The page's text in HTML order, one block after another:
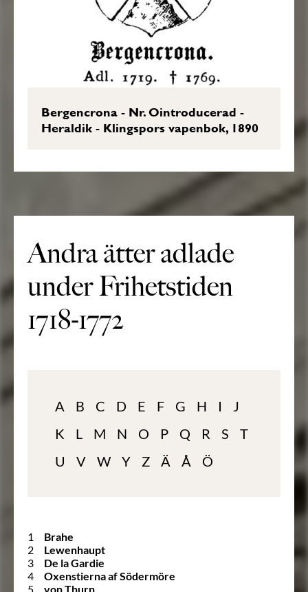
Bergencrona - Nr. Ointroducerad -
Heraldik - Klingspors vapenbok, 1890
Andra ätter adlade
under Frihetstiden
1718-1772
A B C D E F G H I
J
K
L M N O P Q R S
T
U
V W Y Z Ä Å Ö
1
Brahe
2
Lewenhaupt
3
De la Gardie
4
Oxenstierna af Södermöre
5
von Thurn